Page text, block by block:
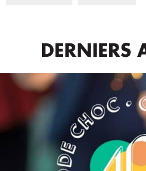
DERNIERS